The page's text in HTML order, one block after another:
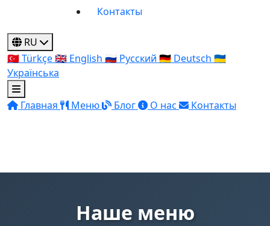
Контакты
RU
🇹🇷Türkçe🇬🇧 English 🇷🇺 Русский 🇩🇪 Deutsch 🇺🇦
Українська
Главная Меню Блог О нас Контакты
Наше меню